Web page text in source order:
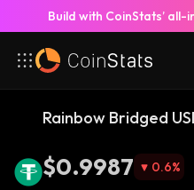
Build with CoinStats’ all-
Rainbow Bridged
$0.9987 0.6%